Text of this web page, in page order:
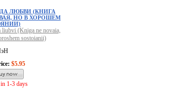
ЛЮБВИ (КНИГА
НО В ХОРОШЕМ
liubvi (Kniga ne novaia,
sostoianii)
$5.95
1-3 days